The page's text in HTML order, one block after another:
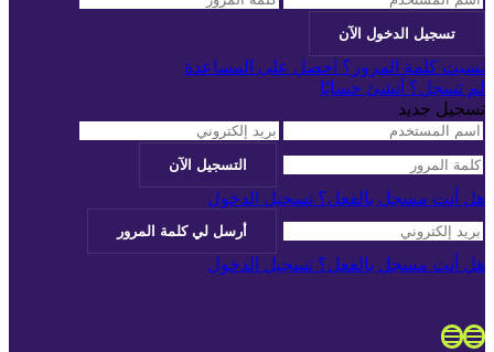
نسيت كلمة المرور؟ احصل على المساعدة
لم تسجل؟ أنشئ حسابًا
تسجيل جديد
هل أنت مسجل بالفعل؟ تسجيل الدخول
هل أنت مسجل بالفعل؟ تسجيل الدخول